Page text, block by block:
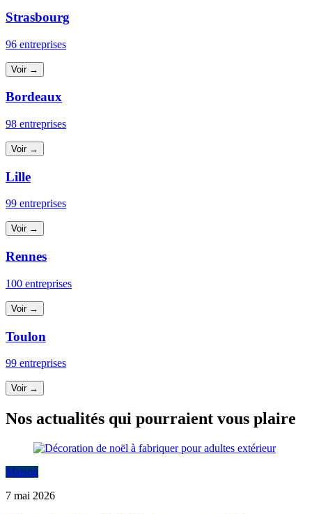
Strasbourg
96 entreprises
Voir →
Bordeaux
98 entreprises
Voir →
Lille
99 entreprises
Voir →
Rennes
100 entreprises
Voir →
Toulon
99 entreprises
Voir →
Nos actualités qui pourraient vous plaire
Maison
7 mai 2026